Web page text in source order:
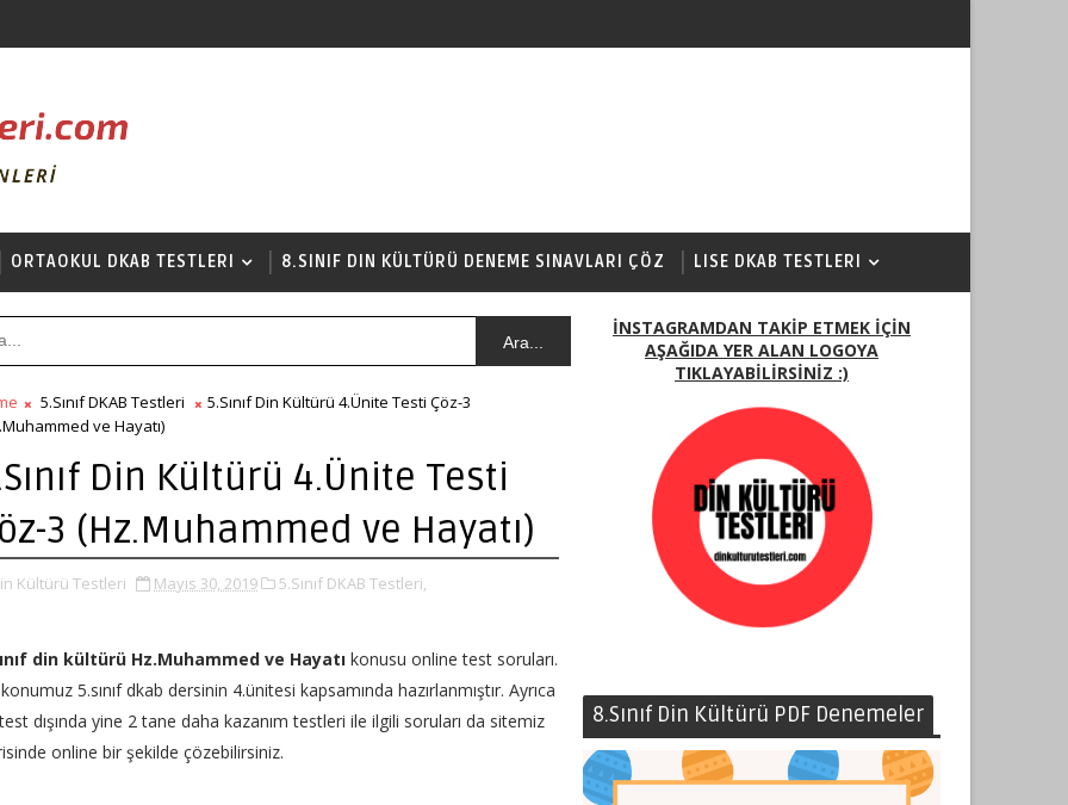
ORTAOKUL DKAB TESTLERI 8.SINIF DIN KÜLTÜRÜ DENEME SINAVLARI ÇÖZ LISE DKAB TESTLERI
Ara...
5.Sınıf DKAB Testleri
5.Sınıf Din Kültürü 4.Ünite Testi Çöz-3
ve Hayatı)
Din Kültürü 4.Ünite Testi
3 (Hz.Muhammed ve Hayatı)
Kültürü Testleri Mayıs 30, 2019 5.Sınıf DKAB Testleri,
din kültürü Hz.Muhammed ve Hayatı konusu online test soruları.
5.sınıf dkab dersinin 4.ünitesi kapsamında hazırlanmıştır. Ayrıca
dışında yine 2 tane daha kazanım testleri ile ilgili soruları da sitemiz
online bir şekilde çözebilirsiniz.
İNSTAGRAMDAN TAKİP ETMEK İÇİN
AŞAĞIDA YER ALAN LOGOYA
TIKLAYABİLİRSİNİZ :)
8.Sınıf Din Kültürü PDF Denemeler